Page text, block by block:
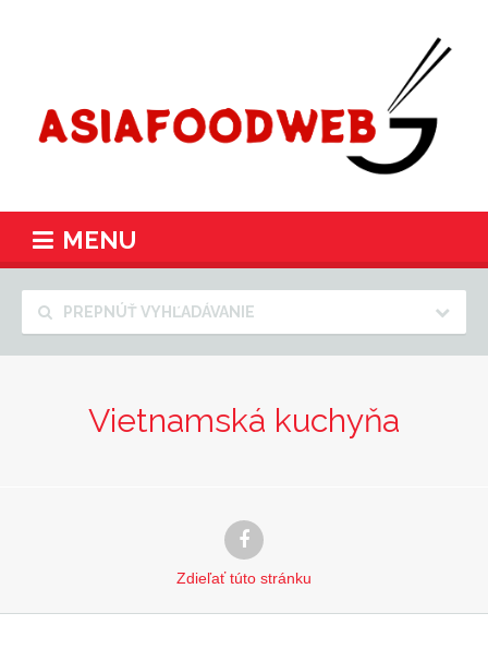
MENU
PREPNÚŤ VYHĽADÁVANIE
Vietnamská kuchyňa
Zdieľať túto stránku